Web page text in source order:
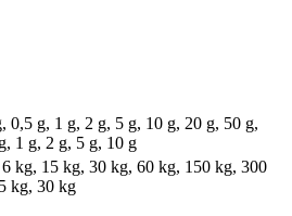
0,5 g, 1 g, 2 g, 5 g, 10 g, 20 g, 50 g,
1 g, 2 g, 5 g, 10 g
kg, 15 kg, 30 kg, 60 kg, 150 kg, 300
kg, 30 kg